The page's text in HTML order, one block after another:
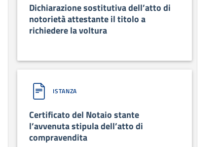
Dichiarazione sostitutiva dell’atto di
notorietà attestante il titolo a
richiedere la voltura
ISTANZA
Certificato del Notaio stante
l’avvenuta stipula dell’atto di
compravendita